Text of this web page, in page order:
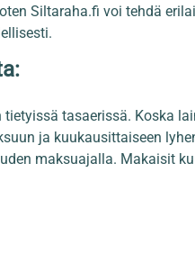
Siltaraha.fi voi tehdä
tasaerissä. Koska
ja kuukausittaiseen
maksuajalla. Makaisit